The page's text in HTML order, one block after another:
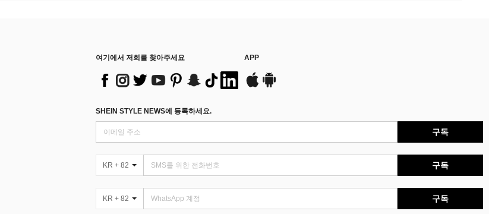
여기에서 저희를 찾아주세요 APP
SHEIN STYLE NEWS에 등록하세요.
구독
KR + 82 구독
KR + 82 구독